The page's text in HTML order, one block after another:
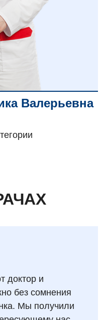
Валерьевна
доктор и
без сомнения
Мы получили